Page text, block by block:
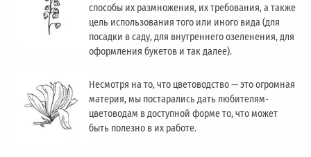
способы их размножения, их требования, а также
цель использования того или иного вида (для
посадки в саду, для внутреннего озеленения, для
оформления букетов и так далее).
Несмотря на то, что цветоводство — это огромная
материя, мы постарались дать любителям-
цветоводам в доступной форме то, что может
быть полезно в их работе.